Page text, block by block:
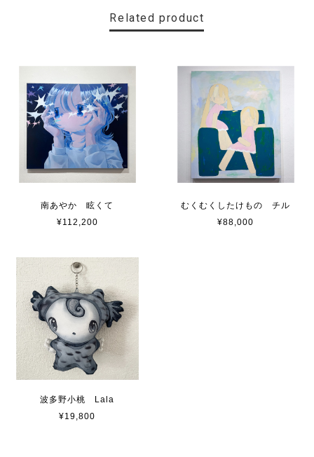
Related product
南あやか 眩くて
¥112,200
むくむくしたけもの チル
¥88,000
波多野小桃 Lala
¥19,800